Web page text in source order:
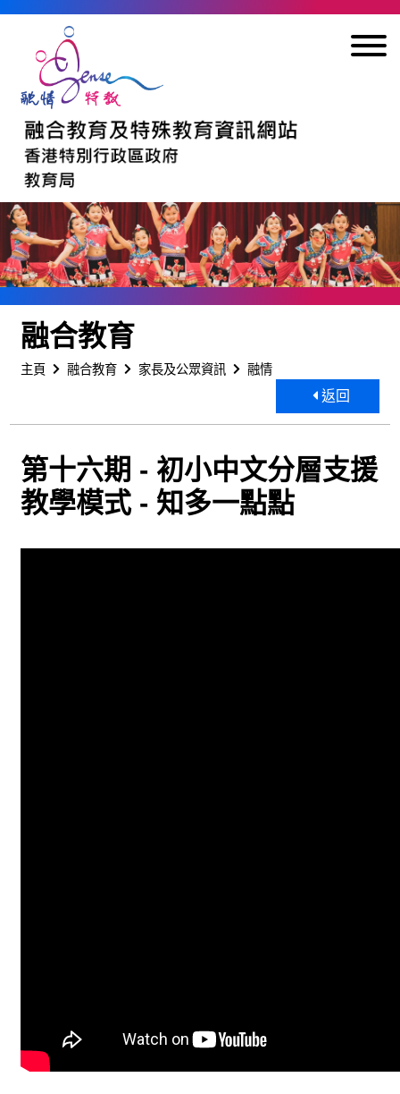
融合教育
主頁 融合教育 家長及公眾資訊 融情
返回
第十六期 - 初小中文分層支援
教學模式 - 知多一點點